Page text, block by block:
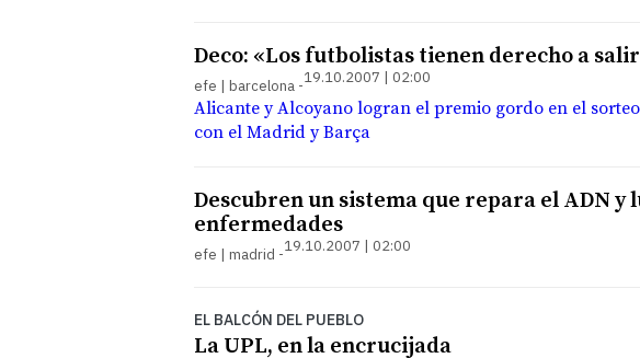
Deco: «Los futbolistas tienen derecho a
efe | barcelona 19.10.2007 | 02:00
Alicante y Alcoyano logran el premio gordo en el
con el Madrid y Barça
Descubren un sistema que repara el ADN y
enfermedades
efe | madrid 19.10.2007 | 02:00
EL BALCÓN DEL PUEBLO
La UPL, en la encrucijada